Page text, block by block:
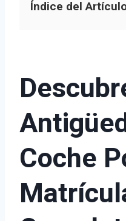
Índice del
Coche